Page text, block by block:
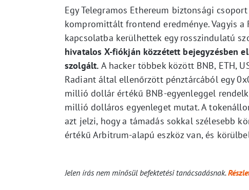
Egy Telegramos Ethereum biztonsági
kompromittált frontend eredménye. Vagyis
kapcsolatba kerülhettek egy rosszindulatú
hivatalos X-fiókján közzétett bejegyzésben
szolgált. A hacker többek között BNB, ETH,
Radiant által ellenőrzött pénztárcából egy
millió dollár értékű BNB-egyenleggel
millió dolláros egyenleget mutat. A
azt jelzi, hogy a támadás sokkal szélesebb
értékű Arbitrum-alapú eszköz van, és
Jelen írás nem minősül befektetési tanácsadásnak.